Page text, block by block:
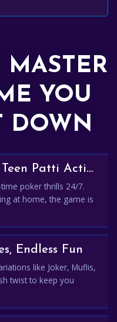
MASTER
YOU
DOWN
🎮 Anytime, Anywhere Teen Patti Action
poker thrills 24/7.
at home, the game is
Endless Fun
like Joker, Muflis,
twist to keep you